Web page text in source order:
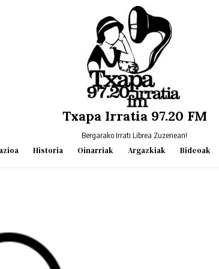
Txapa Irratia 97.20 FM
Bergarako Irrati Librea Zuzenean!
Historia Oinarriak Argazkiak Bideoak